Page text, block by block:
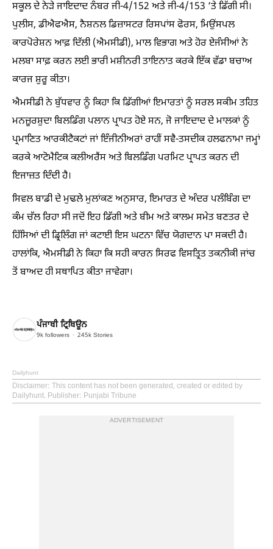
ਸਕੂਲ ਦੇ ਨੇੜੇ ਜਾਇਦਾਦ ਨੰਬਰ ਜੀ-4/152 ਅਤੇ ਜੀ-4/153 ‘ਤੇ ਡਿੱਗੀ ਸੀ।
ਪੁਲੀਸ, ਡੀਐਫਐਸ, ਨੈਸ਼ਨਲ ਡਿਜ਼ਾਸਟਰ ਰਿਸਪਾਂਸ ਫੋਰਸ, ਮਿਉਂਸਪਲ
ਕਾਰਪੋਰੇਸ਼ਨ ਆਫ਼ ਦਿੱਲੀ (ਐਮਸੀਡੀ), ਮਾਲ ਵਿਭਾਗ ਅਤੇ ਹੋਰ ਏਜੰਸੀਆਂ ਨੇ
ਮਲਬਾ ਸਾਫ਼ ਕਰਨ ਲਈ ਭਾਰੀ ਮਸ਼ੀਨਰੀ ਤਾਇਨਾਤ ਕਰਕੇ ਇੱਕ ਵੱਡਾ ਬਚਾਅ
ਕਾਰਜ ਸ਼ੁਰੂ ਕੀਤਾ।
ਐਮਸੀਡੀ ਨੇ ਬੁੱਧਵਾਰ ਨੂੰ ਕਿਹਾ ਕਿ ਡਿੱਗੀਆਂ ਇਮਾਰਤਾਂ ਨੂੰ ਸਰਲ ਸਕੀਮ ਤਹਿਤ
ਮਨਜ਼ੂਰਸ਼ੁਦਾ ਬਿਲਡਿੰਗ ਪਲਾਨ ਪ੍ਰਾਪਤ ਹੋਏ ਸਨ, ਜੋ ਜਾਇਦਾਦ ਦੇ ਮਾਲਕਾਂ ਨੂੰ
ਪ੍ਰਮਾਣਿਤ ਆਰਕੀਟੈਕਟਾਂ ਜਾਂ ਇੰਜੀਨੀਅਰਾਂ ਰਾਹੀਂ ਸਵੈ-ਤਸਦੀਕ ਹਲਫਨਾਮਾ ਜਮ੍ਹਾਂ
ਕਰਕੇ ਆਟੋਮੈਟਿਕ ਕਲੀਅਰੈਂਸ ਅਤੇ ਬਿਲਡਿੰਗ ਪਰਮਿਟ ਪ੍ਰਾਪਤ ਕਰਨ ਦੀ
ਇਜਾਜ਼ਤ ਦਿੰਦੀ ਹੈ।
ਸਿਵਲ ਬਾਡੀ ਦੇ ਮੁਢਲੇ ਮੁਲਾਂਕਣ ਅਨੁਸਾਰ, ਇਮਾਰਤ ਦੇ ਅੰਦਰ ਪਲੰਬਿੰਗ ਦਾ
ਕੰਮ ਚੱਲ ਰਿਹਾ ਸੀ ਜਦੋਂ ਇਹ ਡਿੱਗੀ ਅਤੇ ਬੀਮ ਅਤੇ ਕਾਲਮ ਸਮੇਤ ਬਣਤਰ ਦੇ
ਹਿੱਸਿਆਂ ਦੀ ਡ੍ਰਿਲਿੰਗ ਜਾਂ ਕਟਾਈ ਇਸ ਘਟਨਾ ਵਿੱਚ ਯੋਗਦਾਨ ਪਾ ਸਕਦੀ ਹੈ।
ਹਾਲਾਂਕਿ, ਐਮਸੀਡੀ ਨੇ ਕਿਹਾ ਕਿ ਸਹੀ ਕਾਰਨ ਸਿਰਫ ਵਿਸਤ੍ਰਿਤ ਤਕਨੀਕੀ ਜਾਂਚ
ਤੋਂ ਬਾਅਦ ਹੀ ਸਥਾਪਿਤ ਕੀਤਾ ਜਾਵੇਗਾ।
ਪੰਜਾਬੀ ਟ੍ਰਿਬਿਊਨ
9k followers 245k Stories
Dailyhunt
Disclaimer: This content has not been generated, created or edited by
Dailyhunt. Publisher: Punjabi Tribune
ADVERTISEMENT